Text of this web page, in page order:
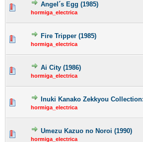
Angel´s Egg (1985)
hormiga_electrica
Fire Tripper (1985)
hormiga_electrica
Ai City (1986)
hormiga_electrica
Inuki Kanako Zekkyou
hormiga_electrica
Umezu Kazuo no Noroi (1990)
hormiga_electrica